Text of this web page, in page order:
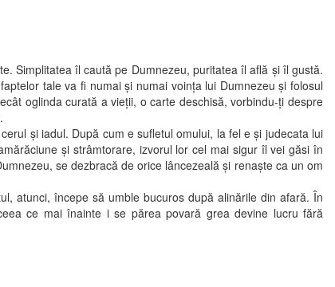
îl caută pe Dumnezeu, puritatea îl află şi îl gustă.
tale va fi numai şi numai voinţa lui Dumnezeu şi folosul
oglinda curată a vieţii, o carte deschisă, vorbindu-ţi despre
şi iadul. După cum e sufletul omului, la fel e şi judecata lui
şi strâmtorare, izvorul lor cel mai sigur îl vei găsi în
se dezbracă de orice lâncezeală şi renaşte ca un om
începe să umble bucuros după alinările din afară. În
ce mai înainte i se părea povară grea devine lucru fără